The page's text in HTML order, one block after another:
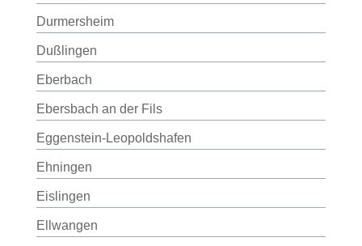
Durmersheim
Dußlingen
Eberbach
Ebersbach an der Fils
Eggenstein-Leopoldshafen
Ehningen
Eislingen
Ellwangen